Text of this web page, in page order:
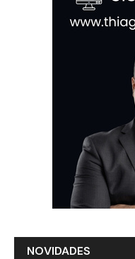
NOVIDADES